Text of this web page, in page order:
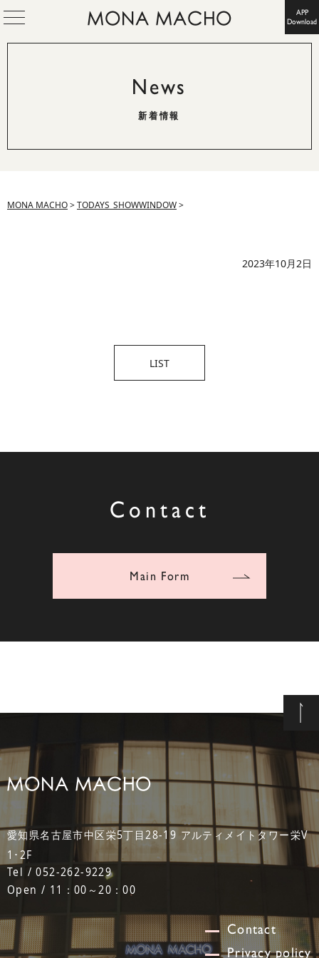
APP
Download
News
新着情報
MONA MACHO>TODAYS_SHOWWINDOW>
2023年10月2日
LIST
Contact
Main Form
愛知県名古屋市中区栄5丁目28-19 アルティメイトタワー栄V
1･2F
Tel / 052-262-9229
Open / 11：00～20：00
Contact
Privacy policy